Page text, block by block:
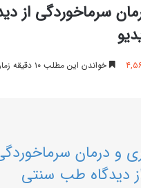
سرماخوردگی از
خواندن این مطلب ۱۰ دقیقه زمان میبرد
و درمان
از دیدگاه طب سنتی